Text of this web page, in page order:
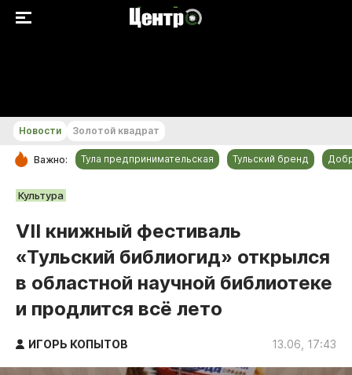
РУБРИКИ
Происшествия
Спорт
Тульский бренд
Тула предпринимательская
Новости Золотой квадрат
Важно: Тула предпринимательская Тульский бренд
Культура
VII книжный фестиваль
«Тульский библиогид» открылся
в областной научной библиотеке
и продлится всё лето
ИГОРЬ КОПЫТОВ 13.06, 17:43